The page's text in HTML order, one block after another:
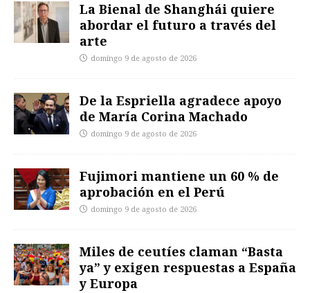
La Bienal de Shanghái quiere
abordar el futuro a través del
arte
domingo 9 de agosto de 2026
De la Espriella agradece apoyo
de María Corina Machado
domingo 9 de agosto de 2026
Fujimori mantiene un 60 % de
aprobación en el Perú
domingo 9 de agosto de 2026
Miles de ceutíes claman “Basta
ya” y exigen respuestas a España
y Europa